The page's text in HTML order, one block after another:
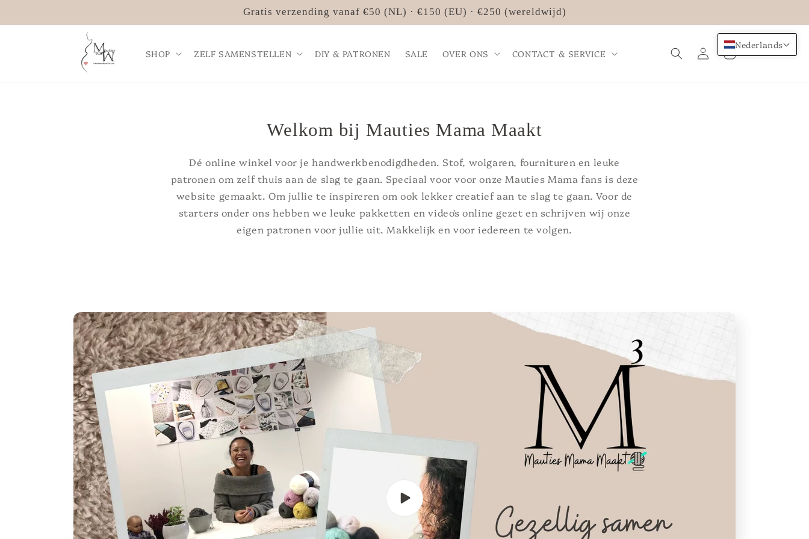
content
Gratis verzending vanaf €50 (NL) · €150 (EU) · €250 (wereldwijd)
SHOP ZELF SAMENSTELLEN DIY & PATRONEN SALE OVER ONS CONTACT & SERVICE Inloggen
Winkelwagen
Welkom bij Mauties Mama Maakt
Dé online winkel voor je handwerkbenodigdheden. Stof, wolgaren, fournituren en leuke
patronen om zelf thuis aan de slag te gaan. Speciaal voor voor onze Mauties Mama fans is deze
website gemaakt. Om jullie te inspireren om ook lekker creatief aan te slag te gaan. Voor de
starters onder ons hebben we leuke pakketten en video's online gezet en schrijven wij onze
eigen patronen voor jullie uit. Makkelijk en voor iedereen te volgen.
Nederlands